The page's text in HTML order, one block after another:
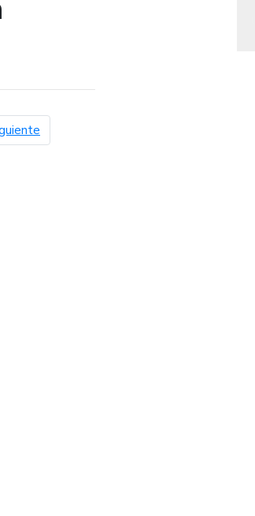
página siguiente